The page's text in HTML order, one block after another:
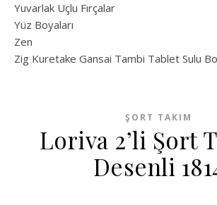
Yuvarlak Uçlu Fırçalar
Yüz Boyaları
Zen
​Zig Kuretake Gansai Tambi Tablet Sulu
ŞORT TAKIM
Loriva 2’li Şort
Desenli